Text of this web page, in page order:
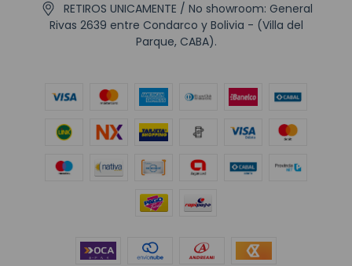
RETIROS UNICAMENTE / No showroom: General
Rivas 2639 entre Condarco y Bolivia - (Villa del
Parque, CABA).